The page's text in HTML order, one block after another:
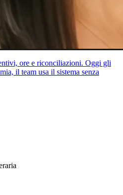
ore e riconciliazioni. Oggi gli
il team usa il sistema senza